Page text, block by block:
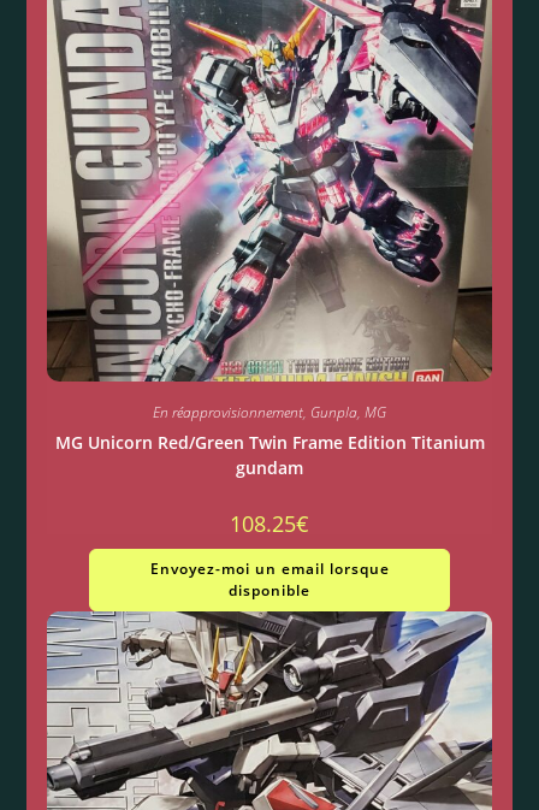
En réapprovisionnement, Gunpla, MG
MG Unicorn Red/Green Twin Frame Edition Titanium
gundam
108.25€
Envoyez-moi un email lorsque
disponible